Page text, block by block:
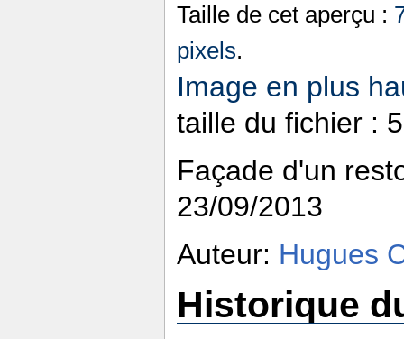
Taille de cet aperçu :
pixels.
Image en plus
taille du fichier :
Façade d'un
23/09/2013
Auteur: Hugues
Historique